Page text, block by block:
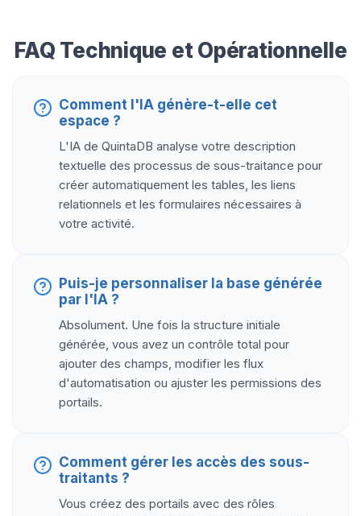
FAQ Technique et Opérationnelle
Comment l'IA génère-t-elle cet
espace ?
L'IA de QuintaDB analyse votre description
textuelle des processus de sous-traitance pour
créer automatiquement les tables, les liens
relationnels et les formulaires nécessaires à
votre activité.
Puis-je personnaliser la base générée
par l'IA ?
Absolument. Une fois la structure initiale
générée, vous avez un contrôle total pour
ajouter des champs, modifier les flux
d'automatisation ou ajuster les permissions des
portails.
Comment gérer les accès des sous-
traitants ?
Vous créez des portails avec des rôles